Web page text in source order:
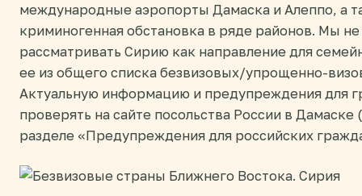
международные аэропорты Дамаска и Алеппо, а
криминогенная обстановка в ряде районов. Мы
рассматривать Сирию как направление для
ее из общего списка безвизовых/упрощенно-
Актуальную информацию и предупреждения для
проверять на сайте посольства России в Дамаске
разделе «Предупреждения для российских